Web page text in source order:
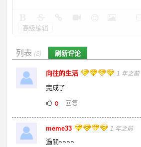
高级编辑
列表 (2) 刷新评论
向往的生活 1 年之前
完成了
0
回复
meme33 1 年之前
過關~~~~